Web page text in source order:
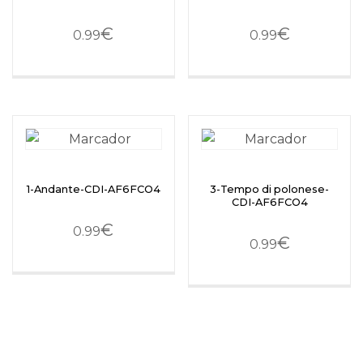
0.99€ 0.99€
1-Andante-CDI-AF6FCO4
0.99€
3-Tempo di polonese-
CDI-AF6FCO4
0.99€